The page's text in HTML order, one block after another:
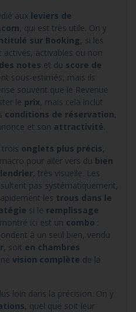
aux leviers de
, qui est très utile. On y
sur Booking, si les
activés, activables ou non
notes et du score de
sous-estimés, mais ils
souvent que le Revenue
le prix, mais cela inclut
conditions de réservation,
et son attractivité
trois onglets plus précis,
pour aller vers du bien
, très visuelle. Les
pas systématiquement,
les trous dans le
si le remplissage
ici est un combo :
à un seul bien, vendu
, soit en chambres
vision complète de la
loin dans la précision. On y
, quel que soit leur